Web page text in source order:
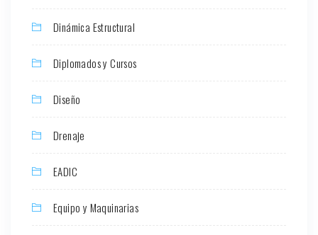
Dinámica Estructural
Diplomados y Cursos
Diseño
Drenaje
EADIC
Equipo y Maquinarias